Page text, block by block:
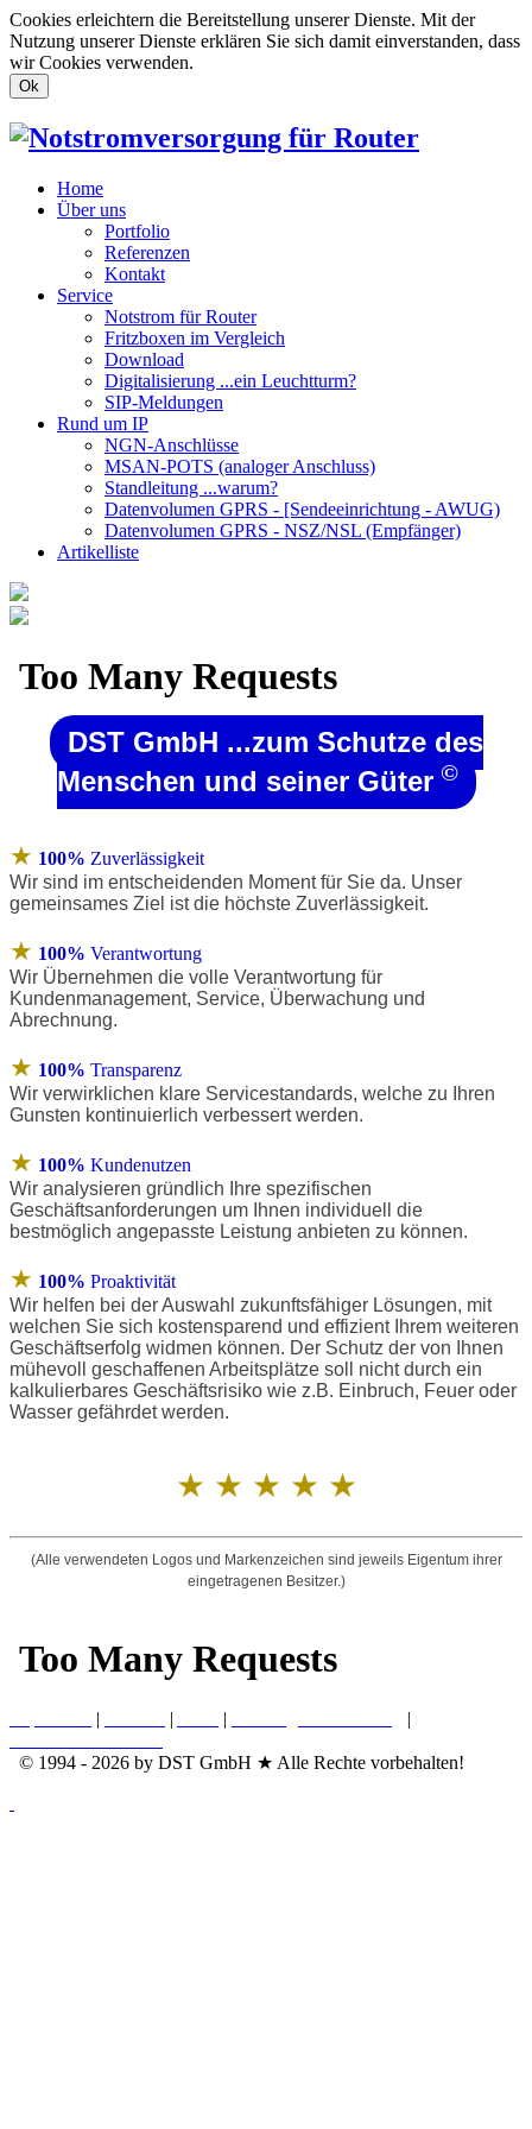
Cookies erleichtern die Bereitstellung unserer Dienste. Mit der
Nutzung unserer Dienste erklären Sie sich damit einverstanden, dass
wir Cookies verwenden.
Ok
Home
Über uns
Portfolio
Referenzen
Kontakt
Service
Notstrom für Router
Fritzboxen im Vergleich
Download
Digitalisierung ...ein Leuchtturm?
SIP-Meldungen
Rund um IP
NGN-Anschlüsse
MSAN-POTS (analoger Anschluss)
Standleitung ...warum?
Datenvolumen GPRS - [Sendeeinrichtung - AWUG)
Datenvolumen GPRS - NSZ/NSL (Empfänger)
Artikelliste
DST GmbH ...zum Schutze des
Menschen und seiner Güter ©
★ 100% Zuverlässigkeit
Wir sind im entscheidenden Moment für Sie da. Unser
gemeinsames Ziel ist die höchste Zuverlässigkeit.
★ 100% Verantwortung
Wir Übernehmen die volle Verantwortung für
Kundenmanagement, Service, Überwachung und
Abrechnung.
★ 100% Transparenz
Wir verwirklichen klare Servicestandards, welche zu Ihren
Gunsten kontinuierlich verbessert werden.
★ 100% Kundenutzen
Wir analysieren gründlich Ihre spezifischen
Geschäftsanforderungen um Ihnen individuell die
bestmöglich angepasste Leistung anbieten zu können.
★ 100% Proaktivität
Wir helfen bei der Auswahl zukunftsfähiger Lösungen, mit
welchen Sie sich kostensparend und effizient Ihrem weiteren
Geschäftserfolg widmen können. Der Schutz der von Ihnen
mühevoll geschaffenen Arbeitsplätze soll nicht durch ein
kalkulierbares Geschäftsrisiko wie z.B. Einbruch, Feuer oder
Wasser gefährdet werden.
★ ★ ★ ★ ★
(Alle verwendeten Logos und Markenzeichen sind jeweils Eigentum ihrer
eingetragenen Besitzer.)
| | |
|
© 1994 - 2026 by DST GmbH ★ Alle Rechte vorbehalten!